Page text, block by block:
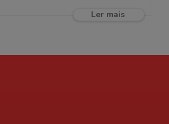
Ler mais